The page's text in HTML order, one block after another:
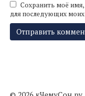
Сохранить моё имя,
для последующих